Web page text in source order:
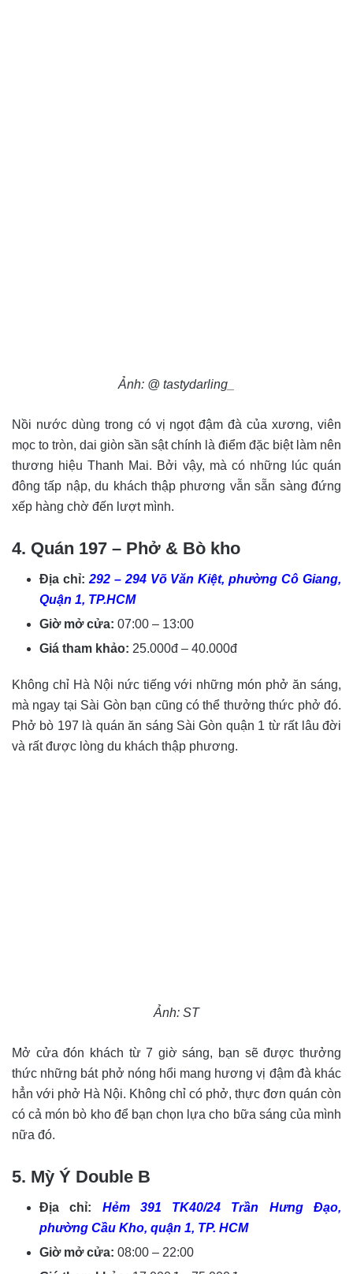
Ảnh: @ tastydarling_
Nồi nước dùng trong có vị ngọt đậm đà của xương, viên
mọc to tròn, dai giòn sần sật chính là điểm đặc biệt làm nên
thương hiệu Thanh Mai. Bởi vậy, mà có những lúc quán
đông tấp nập, du khách thập phương vẫn sẵn sàng đứng
xếp hàng chờ đến lượt mình.
4. Quán 197 – Phở & Bò kho
Địa chỉ: 292 – 294 Võ Văn Kiệt, phường Cô Giang,
Quận 1, TP.HCM
Giờ mở cửa: 07:00 – 13:00
Giá tham khảo: 25.000đ – 40.000đ
Không chỉ Hà Nội nức tiếng với những món phở ăn sáng,
mà ngay tại Sài Gòn bạn cũng có thể thưởng thức phở đó.
Phở bò 197 là quán ăn sáng Sài Gòn quận 1 từ rất lâu đời
và rất được lòng du khách thập phương.
Ảnh: ST
Mở cửa đón khách từ 7 giờ sáng, bạn sẽ được thưởng
thức những bát phở nóng hổi mang hương vị đậm đà khác
hẳn với phở Hà Nội. Không chỉ có phở, thực đơn quán còn
có cả món bò kho để bạn chọn lựa cho bữa sáng của mình
nữa đó.
5. Mỳ Ý Double B
Địa chỉ: Hẻm 391 TK40/24 Trần Hưng Đạo,
phường Cầu Kho, quận 1, TP. HCM
Giờ mở cửa: 08:00 – 22:00